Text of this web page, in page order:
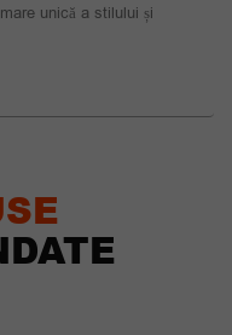
unică a stilului și